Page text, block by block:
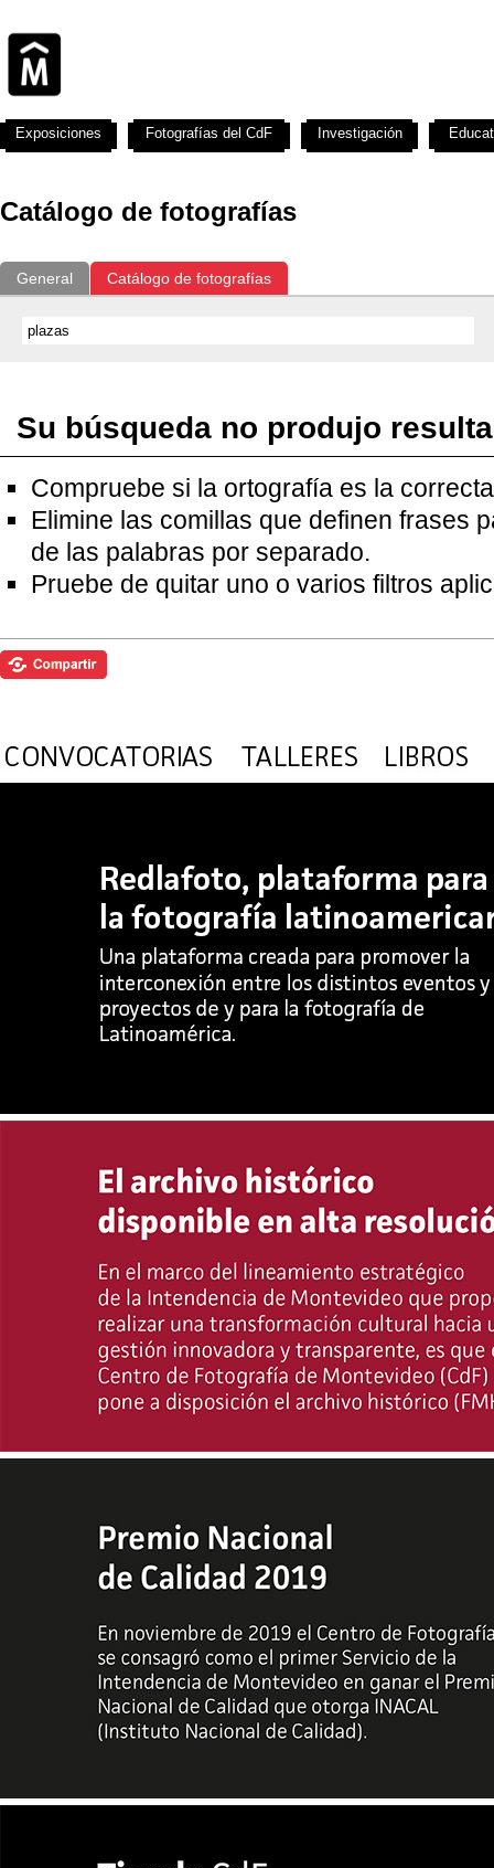
Catálogo de fotografías
General Catálogo de fotografías
Su búsqueda no produjo
Compruebe si la ortografía es la
Elimine las comillas que definen frases
de las palabras por separado.
Pruebe de quitar uno o varios filtros
Exposiciones Fotografías del CdF Investigación